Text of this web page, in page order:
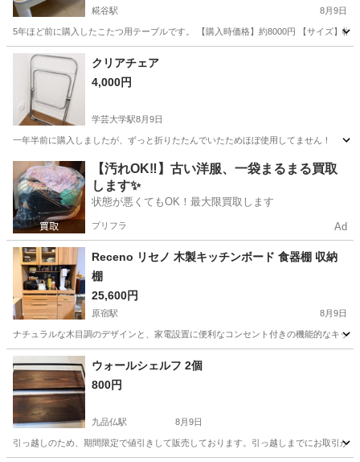
糀谷駅 8月9日
5年ほど前に購入したこたつ用テーブルです。 【購入時価格】約8000円 【サイズ】
東京 大田区 糀谷駅
クリアチェア
4,000円
学芸大学駅8月9日
一年半前に購入しましたが、ずっと折りたたんでいたためほぼ使用してません！
東京 目黒区 学芸大学駅 椅子
【汚れOK‼️】古い洋服、一袋まるまる買取
します✨
状態が悪くてもOK！最大限買取します
プリフラ Ad
Receno リセノ 木製キッチンボード 食器棚 収納
棚
25,600円
原宿駅 8月9日
ナチュラルな木目調のデザインと、家電設置に便利なコンセント付きの機能的なキッ
東京 渋谷区
ウォールシェルフ 2個
800円
九品仏駅 8月9日
引っ越しのため、期間限定で値引きして販売しております。引っ越しまでにお取引が